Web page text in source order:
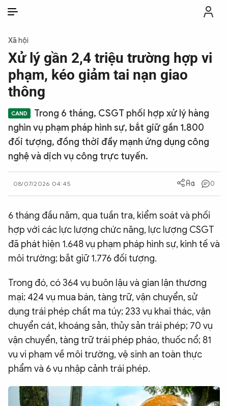
THỜI SỰ
CHỐNG DIỄN BIẾN HÒA BÌNH
CÔNG AN TRONG LÒNG DÂN
XÃ HỘI
CÔNG NGHỆ
QUỐC TẾ
BẠN ĐỌC & CAND
ĐA PHƯƠNG TIỆN
eMagazine
Podcast
Video Ảnh
Infographic
Xã hội
Xử lý gần 2,4 triệu trường hợp vi
phạm, kéo giảm tai nạn giao
thông
Trong 6 tháng, CSGT phối hợp xử lý hàng
nghìn vụ phạm pháp hình sự, bắt giữ gần 1.800
đối tượng, đồng thời đẩy mạnh ứng dụng công
nghệ và dịch vụ công trực tuyến.
08/07/2026 04:45 0
6 tháng đầu năm, qua tuần tra, kiểm soát và phối
hợp với các lực lượng chức năng, lực lượng CSGT
đã phát hiện 1.648 vụ phạm pháp hình sự, kinh tế và
môi trường; bắt giữ 1.776 đối tượng.
Trong đó, có 364 vụ buôn lậu và gian lận thương
mại; 424 vụ mua bán, tàng trữ, vận chuyển, sử
dụng trái phép chất ma túy; 233 vụ khai thác, vận
chuyển cát, khoáng sản, thủy sản trái phép; 70 vụ
vận chuyển, tàng trữ trái phép pháo, thuốc nổ; 81
vụ vi phạm về môi trường, vệ sinh an toàn thực
phẩm và 6 vụ nhập cảnh trái phép.